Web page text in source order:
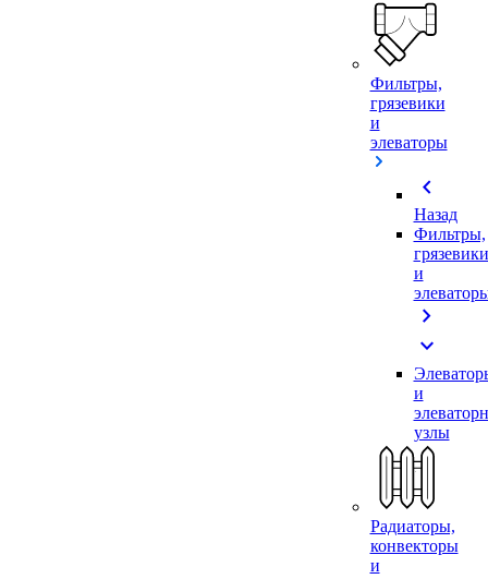
Фильтры,
грязевики
и
элеваторы
chevron_left
Назад
Фильтры,
грязевики
и
chevron_right
expand_more
и
узлы
Радиаторы,
конвекторы
и